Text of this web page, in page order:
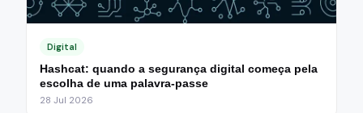
Digital
Hashcat: quando a segurança digital começa pela
escolha de uma palavra-passe
28 Jul 2026